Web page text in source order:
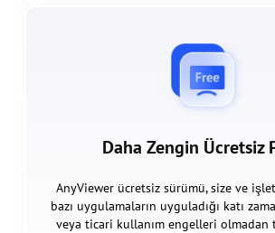
Daha Zengin Ücretsiz
AnyViewer ücretsiz sürümü, size ve
bazı uygulamaların uyguladığı katı
veya ticari kullanım engelleri olmadan